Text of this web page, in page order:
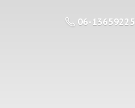
06-13659225